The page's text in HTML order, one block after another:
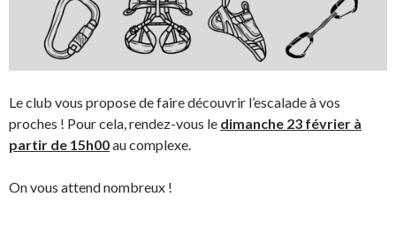
Le club vous propose de faire découvrir l’escalade à vos
proches ! Pour cela, rendez-vous le dimanche 23 février à
partir de 15h00au complexe.
On vous attend nombreux !